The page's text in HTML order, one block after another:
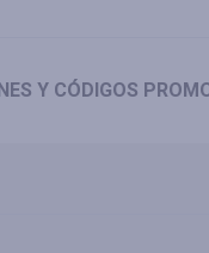
Y CÓDIGOS